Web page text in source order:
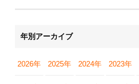
年別アーカイブ
2026年 2025年 2024年 2023年